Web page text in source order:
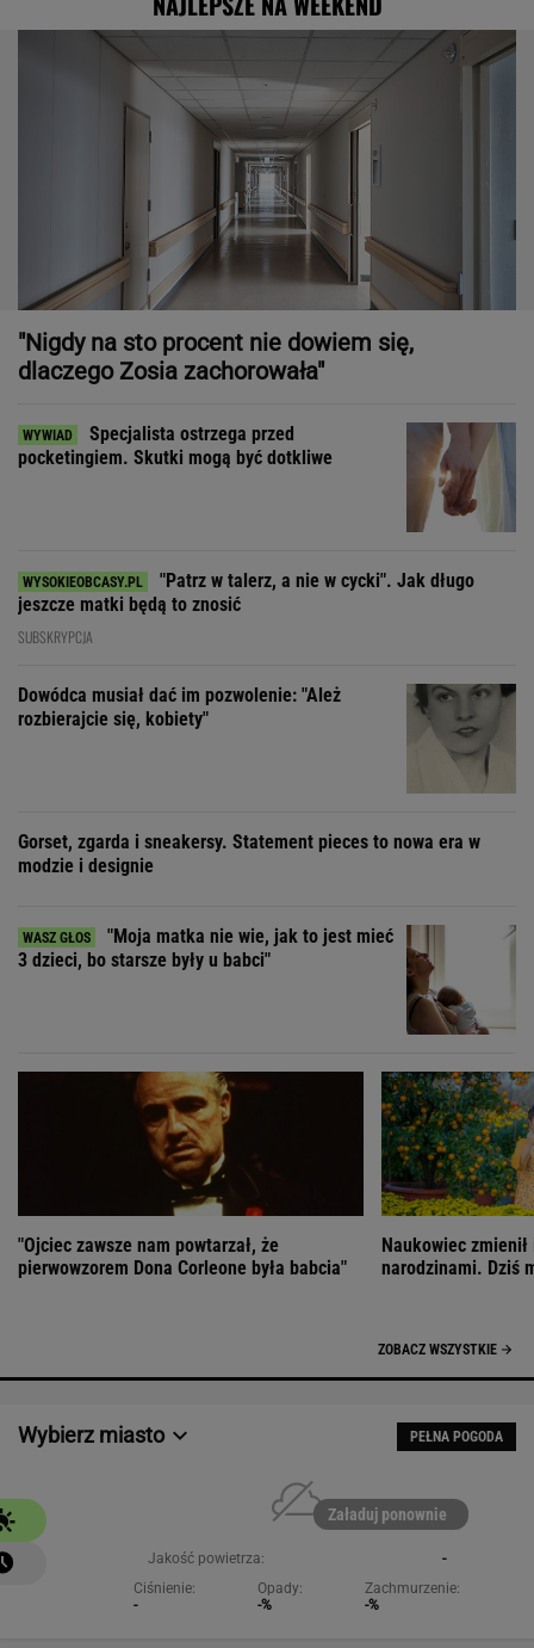
"Nigdy na sto procent nie dowiem się,
dlaczego Zosia zachorowała"
Specjalista ostrzega przed
pocketingiem. Skutki mogą być dotkliwe
"Patrz w talerz, a nie w cycki". Jak długo
jeszcze matki będą to znosić
SUBSKRYPCJA
Dowódca musiał dać im pozwolenie: "Ależ
rozbierajcie się, kobiety"
Gorset, zgarda i sneakersy. Statement pieces to nowa era w
modzie i designie
"Moja matka nie wie, jak to jest mieć
3 dzieci, bo starsze były u babci"
"Ojciec zawsze nam powtarzał, że
pierwowzorem Dona Corleone była babcia"
Naukowiec
narodzinami. Dziś
ZOBACZ WSZYSTKIE
Wybierz miasto PEŁNA POGODA
Załaduj ponownie
Jakość powietrza:
-
Ciśnienie:
-
Opady:
-%
Zachmurzenie:
-%